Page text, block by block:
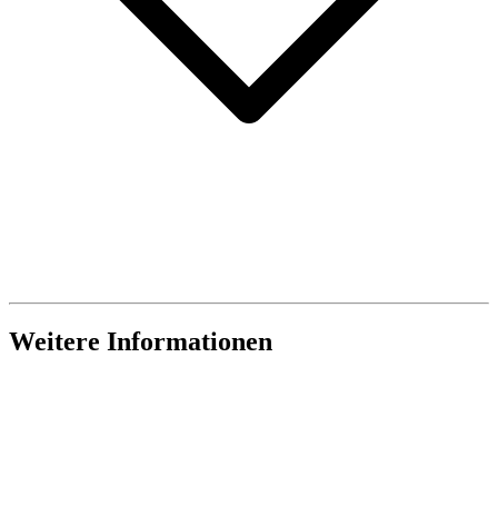
Weitere Informationen